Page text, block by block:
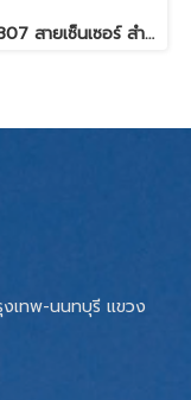
E2263B307 สายเซ็นเซอร์ สำหรับแอร์มิตซู รุ่น MSZ-SGH09,13,15,18,MSY-GH09,13,18
เทพ-นนทบุรี แขวง